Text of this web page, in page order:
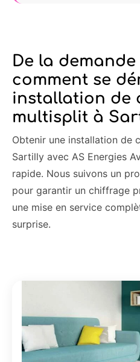
De la
comment se
installation de
multisplit à
Obtenir une installation de
Sartilly avec AS Energies
rapide. Nous suivons un
pour garantir un chiffrage
une mise en service
surprise.